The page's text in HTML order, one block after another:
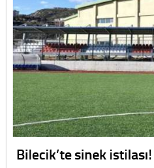
Bilecik’te sinek